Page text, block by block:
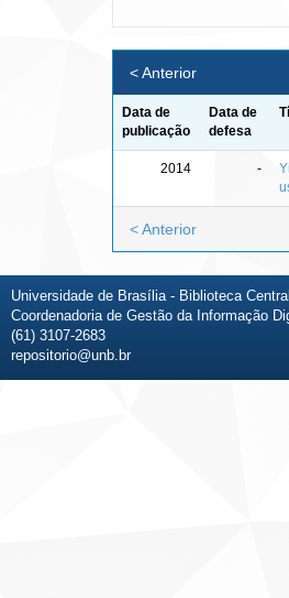
< Anterior
Data de
publicação
Data de
defesa
2014 -
< Anterior
Universidade de Brasília - Biblioteca Central
Coordenadoria de Gestão da Informação
(61) 3107-2683
repositorio@unb.br